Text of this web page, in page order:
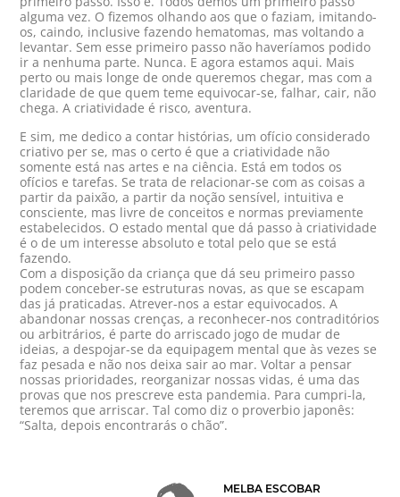
alguma vez. O fizemos olhando aos que o faziam, imitando-
os, caindo, inclusive fazendo hematomas, mas voltando a
levantar. Sem esse primeiro passo não haveríamos podido
ir a nenhuma parte. Nunca. E agora estamos aqui. Mais
perto ou mais longe de onde queremos chegar, mas com a
claridade de que quem teme equivocar-se, falhar, cair, não
chega. A criatividade é risco, aventura.
E sim, me dedico a contar histórias, um ofício considerado
criativo per se, mas o certo é que a criatividade não
somente está nas artes e na ciência. Está em todos os
ofícios e tarefas. Se trata de relacionar-se com as coisas a
partir da paixão, a partir da noção sensível, intuitiva e
consciente, mas livre de conceitos e normas previamente
estabelecidos. O estado mental que dá passo à criatividade
é o de um interesse absoluto e total pelo que se está
fazendo.
Com a disposição da criança que dá seu primeiro passo
podem conceber-se estruturas novas, as que se escapam
das já praticadas. Atrever-nos a estar equivocados. A
abandonar nossas crenças, a reconhecer-nos contraditórios
ou arbitrários, é parte do arriscado jogo de mudar de
ideias, a despojar-se da equipagem mental que às vezes se
faz pesada e não nos deixa sair ao mar. Voltar a pensar
nossas prioridades, reorganizar nossas vidas, é uma das
provas que nos prescreve esta pandemia. Para cumpri-la,
teremos que arriscar. Tal como diz o proverbio japonês:
“Salta, depois encontrarás o chão”.
MELBA ESCOBAR